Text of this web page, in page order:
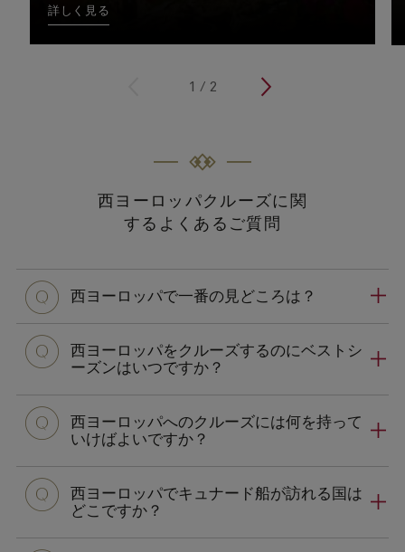
詳しく見る
1 / 2 >
西ヨーロッパクルーズに関
するよくあるご質問
西ヨーロッパで一番の見どころは？
西ヨーロッパをクルーズするのにベストシ
ーズンはいつですか？
西ヨーロッパへのクルーズには何を持って
いけばよいですか？
西ヨーロッパでキュナード船が訪れる国は
どこですか？